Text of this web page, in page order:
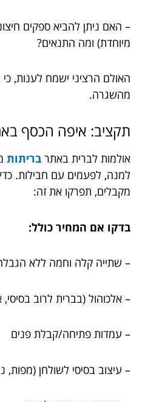
– האם ניתן להביא ספקים
מיוחדת) ומה התנאים?
האולם הרציני ישמח לענות,
מהשגרה.
תקציב: איפה הכסף
אולמות לברית באתר בריתות
למנה, לפעמים עם חבילות.
מקבלים, תפרקו את זה:
בדקו אם המחיר כולל:
– שתייה קלה וחמה ללא
– אלכוהול (בברית לרוב
– עמדות פתיחה/קבלת פנים
– עיצוב בסיסי לשולחן (מפות,